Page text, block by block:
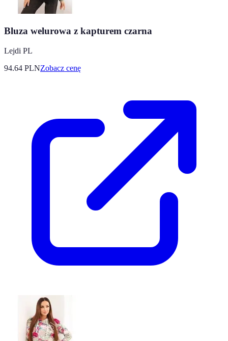
Bluza welurowa z kapturem czarna
Lejdi PL
94.64 PLNZobacz cenę